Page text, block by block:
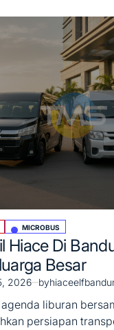
MICROBUS
Hiace Di
Besar
2026 by
liburan
persiapan